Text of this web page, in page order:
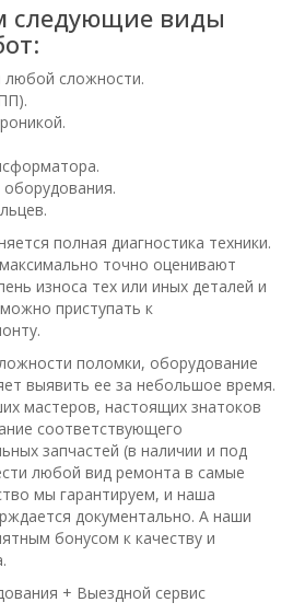
следующие виды
любой сложности.
полная диагностика техники.
точно оценивают
износа тех или иных деталей и
приступать к
поломки, оборудование
выявить ее за небольшое время.
мастеров, настоящих знатоков
соответствующего
запчастей (в наличии и под
любой вид ремонта в самые
мы гарантируем, и наша
документально. А наши
бонусом к качеству и
+ Выездной сервис